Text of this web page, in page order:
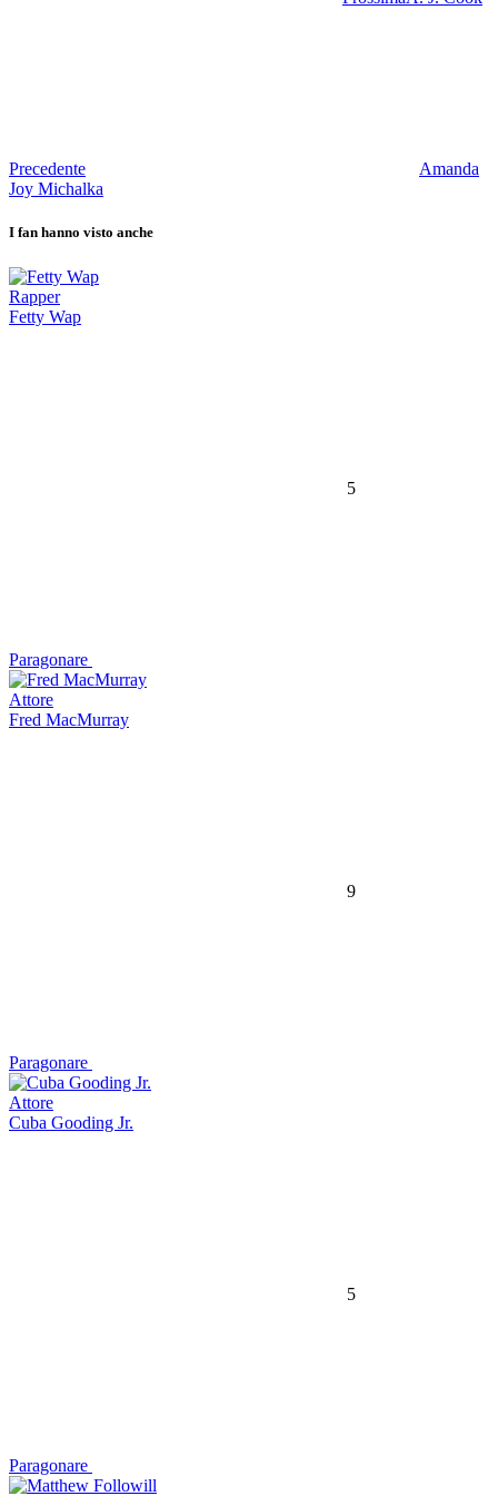
Precedente
Amanda
Joy Michalka
I fan hanno visto anche
Rapper
Fetty Wap
5
Paragonare
Attore
Fred MacMurray
9
Paragonare
Attore
Cuba Gooding Jr.
5
Paragonare